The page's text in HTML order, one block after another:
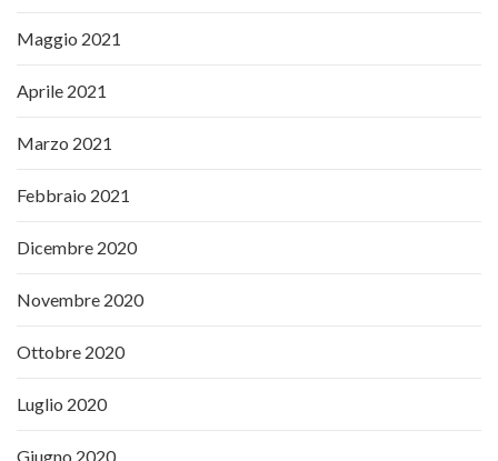
Maggio 2021
Aprile 2021
Marzo 2021
Febbraio 2021
Dicembre 2020
Novembre 2020
Ottobre 2020
Luglio 2020
Giugno 2020